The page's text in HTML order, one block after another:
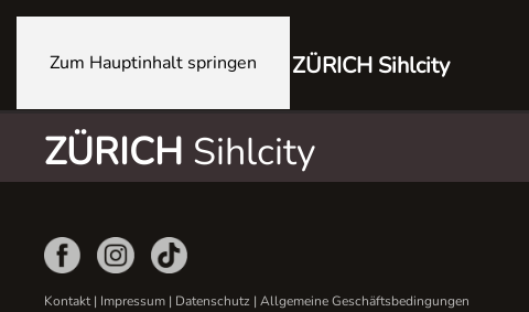
Zum Hauptinhalt springen ZÜRICH Sihlcity
ZÜRICH Sihlcity
Kontakt| Impressum | Datenschutz | Allgemeine Geschäftsbedingungen